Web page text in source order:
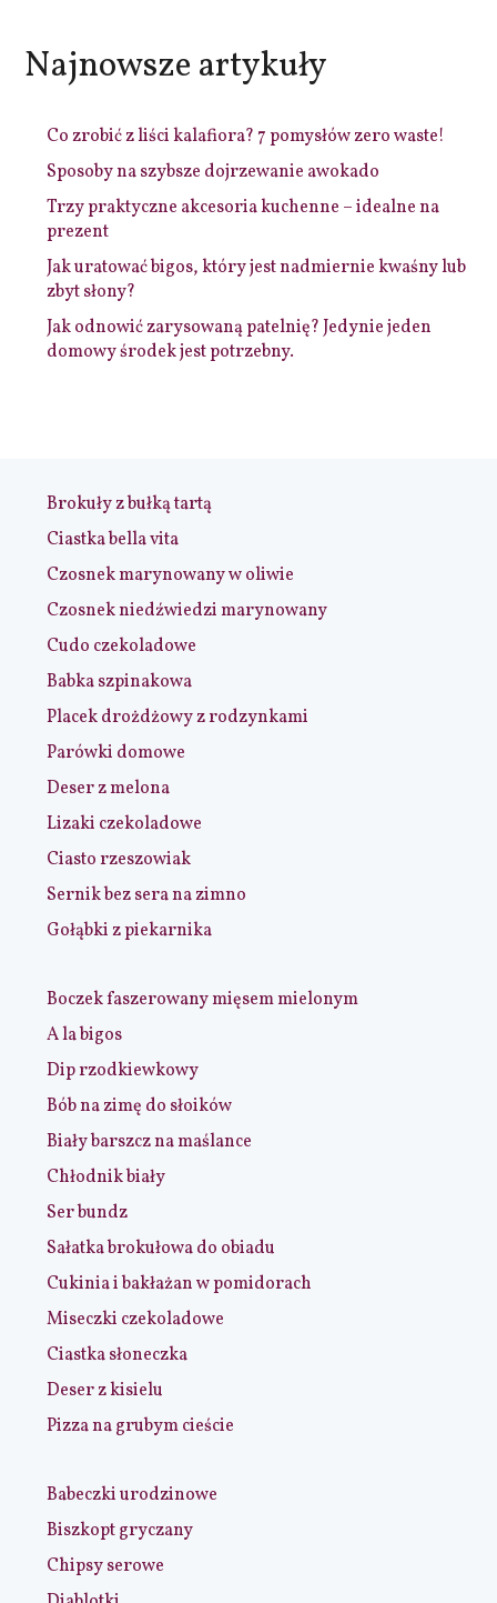
Najnowsze artykuły
Co zrobić z liści kalafiora? 7 pomysłów zero waste!
Sposoby na szybsze dojrzewanie awokado
Trzy praktyczne akcesoria kuchenne – idealne na
prezent
Jak uratować bigos, który jest nadmiernie kwaśny lub
zbyt słony?
Jak odnowić zarysowaną patelnię? Jedynie jeden
domowy środek jest potrzebny.
Brokuły z bułką tartą
Ciastka bella vita
Czosnek marynowany w oliwie
Czosnek niedźwiedzi marynowany
Cudo czekoladowe
Babka szpinakowa
Placek drożdżowy z rodzynkami
Parówki domowe
Deser z melona
Lizaki czekoladowe
Ciasto rzeszowiak
Sernik bez sera na zimno
Gołąbki z piekarnika
Boczek faszerowany mięsem mielonym
A la bigos
Dip rzodkiewkowy
Bób na zimę do słoików
Biały barszcz na maślance
Chłodnik biały
Ser bundz
Sałatka brokułowa do obiadu
Cukinia i bakłażan w pomidorach
Miseczki czekoladowe
Ciastka słoneczka
Deser z kisielu
Pizza na grubym cieście
Babeczki urodzinowe
Biszkopt gryczany
Chipsy serowe